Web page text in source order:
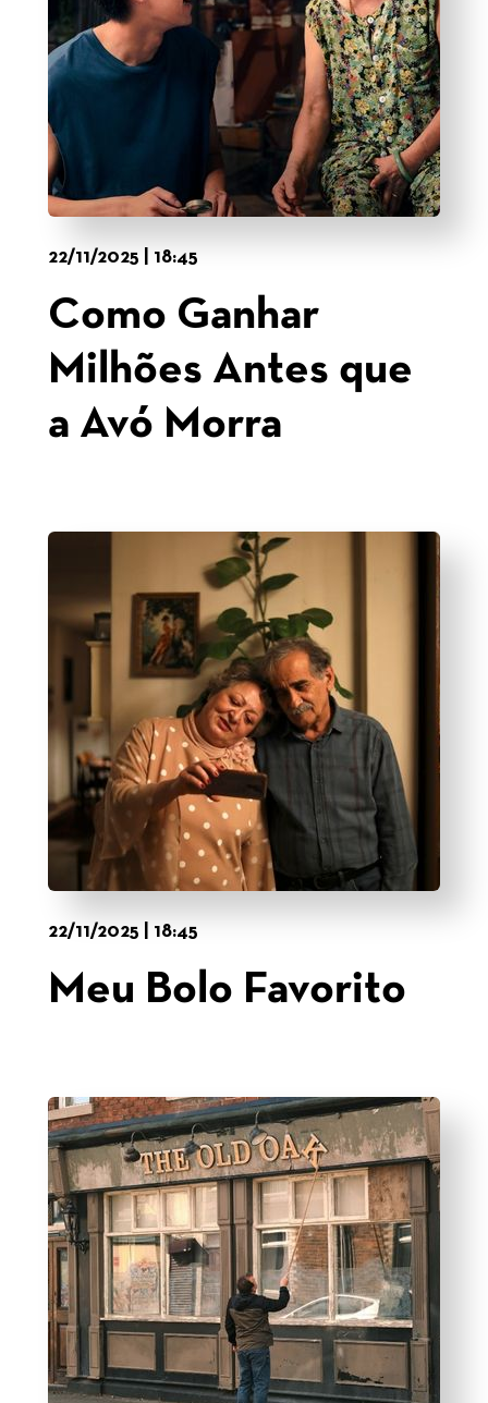
22/11/2025 | 18:45
Como Ganhar
Milhões Antes que
a Avó Morra
22/11/2025 | 18:45
Meu Bolo Favorito